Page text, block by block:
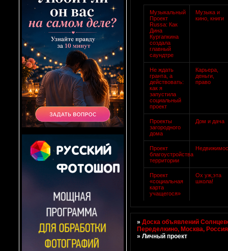
Музыкальный
Проект
Russa: Как
Дина
Кургапкина
создала
главный
саундтре
Музыка и
кино, книги
Не ждать
гранта, а
действовать:
как я
запустила
социальный
проект
Карьера,
деньги,
право
Проекты
загородного
дома
Дом и дача
Проект
благоустройства
территории
Проект
«социальная
карта
учащегося»
Ох уж,эта
школа!
»Доска объявлений
Переделкино, Москва, Россия
»Личный проект